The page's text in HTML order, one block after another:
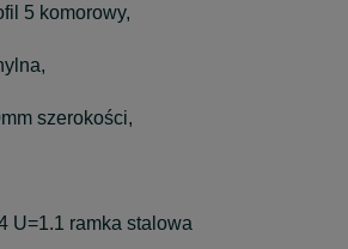
5 komorowy,
szerokości,
U=1.1 ramka stalowa